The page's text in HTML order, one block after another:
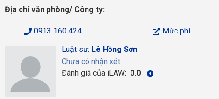
Địa chỉ văn phòng/ Công ty:
0913 160 424
Mức phí
Luật sư: Lê Hồng Sơn
Chưa có nhận xét
Đánh giá của iLAW: 0.0